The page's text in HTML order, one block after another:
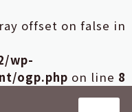
offset on false in
wp-
ogp.php on line 8